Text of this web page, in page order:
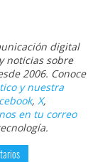
digital
noticias sobre
2006. Conoce
y nuestra
, X,
en tu correo